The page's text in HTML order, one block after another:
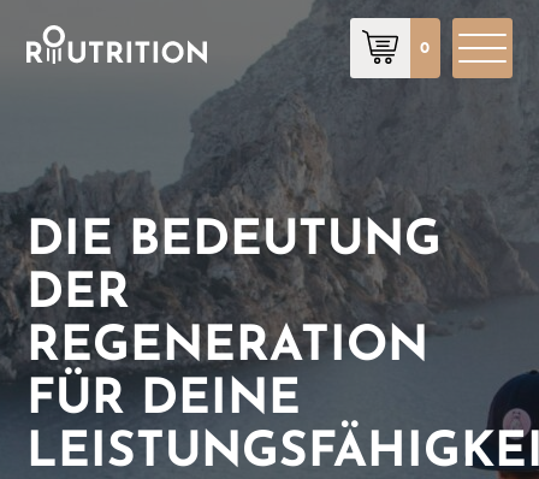
0
DIE BEDEUTUNG
DER
REGENERATION
FÜR DEINE